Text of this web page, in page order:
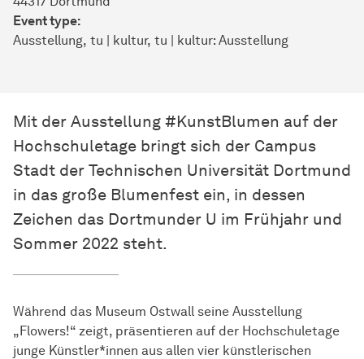
Event type:
Ausstellung tu | kultur tu | kultur: Ausstellung
Mit der Ausstellung #KunstBlumen auf der
Hochschuletage bringt sich der Campus
Stadt der Technischen Universität Dortmund
in das große Blumenfest ein, in dessen
Zeichen das Dortmunder U im Frühjahr und
Sommer 2022 steht.
Während das Museum Ostwall seine Ausstellung
„Flowers!“ zeigt, präsentieren auf der Hochschuletage
junge Künstler*innen aus allen vier künstlerischen